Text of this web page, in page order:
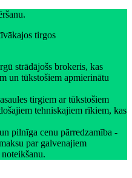
tirgos
strādājošs brokeris, kas
un tūkstošiem apmierinātu
tirgiem ar tūkstošiem
tehniskajiem rīkiem, kas
pilnīga cenu pārredzamība -
par galvenajiem